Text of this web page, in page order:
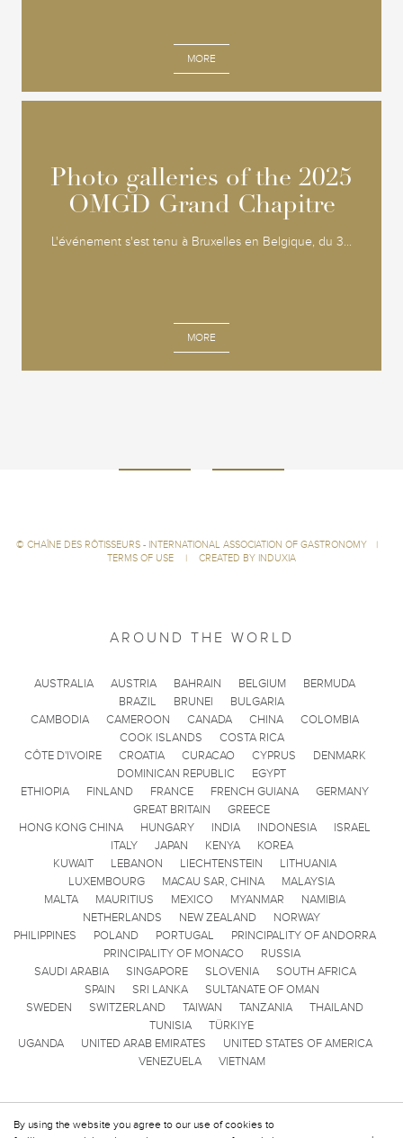
MORE
Photo galleries of the 2025
OMGD Grand Chapitre
L'événement s'est tenu à Bruxelles en Belgique, du 3...
MORE
Photo galleries of the 2025
OMGD Grand Chapitre
By using the website you agree to our use of cookies to
© CHAÎNE DES RÔTISSEURS - INTERNATIONAL ASSOCIATION OF GASTRONOMY
|
TERMS OF USE
| CREATED BY INDUXIA
AROUND THE WORLD
AUSTRALIA AUSTRIA BAHRAIN BELGIUM
BERMUDA
BRAZIL
BRUNEI
BULGARIA
CAMBODIA
CAMEROON CANADA CHINA
COLOMBIA
COOK ISLANDS
COSTA RICA
CÔTE D'IVOIRE
CROATIA CURACAO CYPRUS
DENMARK
DOMINICAN REPUBLIC
EGYPT
ETHIOPIA
FINLAND FRANCE FRENCH GUIANA
GERMANY
GREAT BRITAIN
GREECE
HONG KONG CHINA
HUNGARY INDIA INDONESIA
ISRAEL
ITALY
JAPAN KENYA
KOREA
KUWAIT
LEBANON LIECHTENSTEIN
LITHUANIA
LUXEMBOURG
MACAU SAR, CHINA
MALAYSIA
MALTA
MAURITIUS MEXICO MYANMAR
NAMIBIA
NETHERLANDS
NEW ZEALAND
NORWAY
PHILIPPINES
POLAND PORTUGAL
PRINCIPALITY OF ANDORRA
PRINCIPALITY OF MONACO
RUSSIA
SAUDI ARABIA
SINGAPORE SLOVENIA
SOUTH AFRICA
SPAIN
SRI LANKA
SULTANATE OF OMAN
SWEDEN
SWITZERLAND TAIWAN TANZANIA
THAILAND
TUNISIA
TÜRKIYE
UGANDA
UNITED ARAB EMIRATES
UNITED STATES OF AMERICA
VENEZUELA
VIETNAM